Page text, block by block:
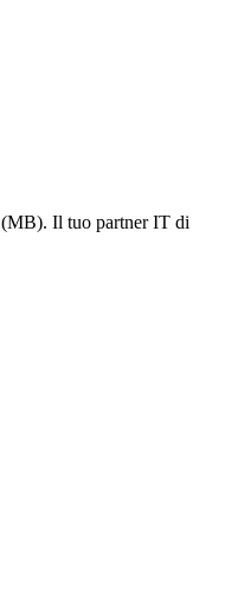
Il tuo partner IT di